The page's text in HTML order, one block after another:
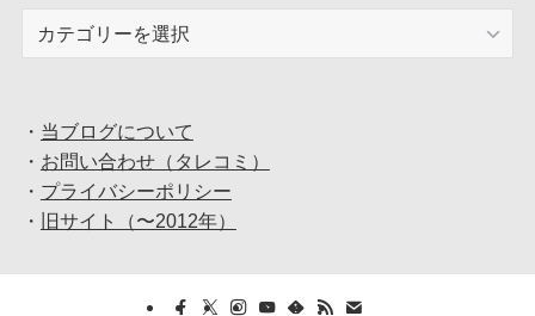
・ 当ブログについて
・ お問い合わせ（タレコミ）
・ プライバシーポリシー
・
旧サイト（〜2012年）